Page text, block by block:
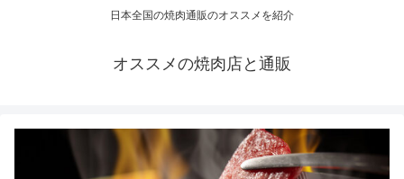
日本全国の焼肉通販のオススメを紹介
オススメの焼肉店と通販